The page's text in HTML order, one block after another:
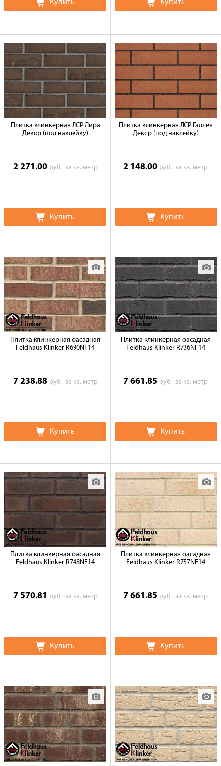
Купить Купить
Плитка клинкерная ЛСР Лира
Декор (под наклейку)
2 271.00 руб. за кв. метр
Купить
Плитка клинкерная ЛСР Галлея
Декор (под наклейку)
2 148.00 руб.за кв. метр
Купить
Плитка клинкерная фасадная
Feldhaus Klinker R690NF14
7 238.88 руб. за кв. метр
Купить
Плитка клинкерная фасадная
Feldhaus Klinker R736NF14
7 661.85 руб.за кв. метр
Купить
Плитка клинкерная фасадная
Feldhaus Klinker R748NF14
7 570.81 руб. за кв. метр
Купить
Плитка клинкерная фасадная
Feldhaus Klinker R757NF14
7 661.85 руб.за кв. метр
Купить